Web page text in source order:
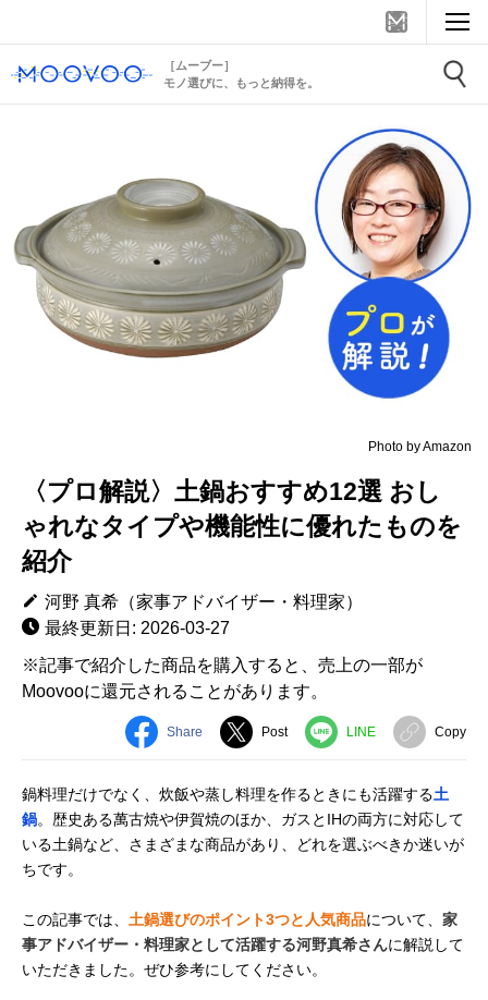
［ムーブー］
モノ選びに、もっと納得を。
Photo by Amazon
〈プロ解説〉土鍋おすすめ12選 おし
ゃれなタイプや機能性に優れたものを
紹介
河野 真希（家事アドバイザー・料理家）
最終更新日: 2026-03-27
※記事で紹介した商品を購入すると、売上の一部が
Moovooに還元されることがあります。
Share Post LINE Copy
鍋料理だけでなく、炊飯や蒸し料理を作るときにも活躍する土
鍋。歴史ある萬古焼や伊賀焼のほか、ガスとIHの両方に対応して
いる土鍋など、さまざまな商品があり、どれを選ぶべきか迷いが
ちです。
この記事では、 土鍋選びのポイント3つと人気商品について、 家
事アドバイザー・料理家として活躍する河野真希さんに解説して
いただきました。ぜひ参考にしてください。